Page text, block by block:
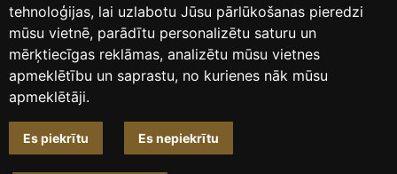
tehnoloģijas, lai uzlabotu Jūsu pārlūkošanas pieredzi
mūsu vietnē, parādītu personalizētu saturu un
mērķtiecīgas reklāmas, analizētu mūsu vietnes
apmeklētību un saprastu, no kurienes nāk mūsu
apmeklētāji.
Es piekrītu Es nepiekrītu
Piekļūstamības
paziņojums
Anketas
Dizains un izstrāde